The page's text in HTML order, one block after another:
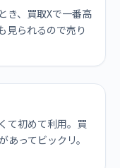
き、買取Xで一番高
見られるので売り
て初めて利用。買
ってビックリ。